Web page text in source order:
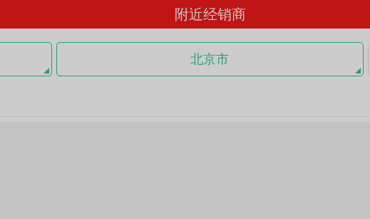
附近经销商
北京市